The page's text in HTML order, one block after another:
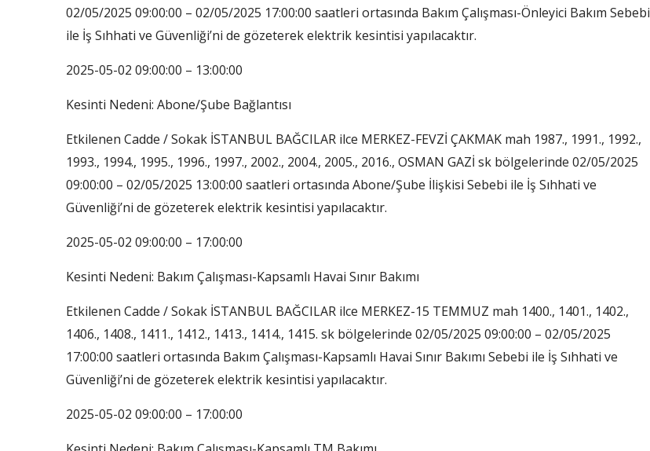
02/05/2025 09:00:00 – 02/05/2025 17:00:00 saatleri ortasında Bakım Çalışması-Önleyici Bakım Sebebi
ile İş Sıhhati ve Güvenliği’ni de gözeterek elektrik kesintisi yapılacaktır.
2025-05-02 09:00:00 – 13:00:00
Kesinti Nedeni: Abone/Şube Bağlantısı
Etkilenen Cadde / Sokak İSTANBUL BAĞCILAR ilce MERKEZ-FEVZİ ÇAKMAK mah 1987., 1991., 1992.,
1993., 1994., 1995., 1996., 1997., 2002., 2004., 2005., 2016., OSMAN GAZİ sk bölgelerinde 02/05/2025
09:00:00 – 02/05/2025 13:00:00 saatleri ortasında Abone/Şube İlişkisi Sebebi ile İş Sıhhati ve
Güvenliği’ni de gözeterek elektrik kesintisi yapılacaktır.
2025-05-02 09:00:00 – 17:00:00
Kesinti Nedeni: Bakım Çalışması-Kapsamlı Havai Sınır Bakımı
Etkilenen Cadde / Sokak İSTANBUL BAĞCILAR ilce MERKEZ-15 TEMMUZ mah 1400., 1401., 1402.,
1406., 1408., 1411., 1412., 1413., 1414., 1415. sk bölgelerinde 02/05/2025 09:00:00 – 02/05/2025
17:00:00 saatleri ortasında Bakım Çalışması-Kapsamlı Havai Sınır Bakımı Sebebi ile İş Sıhhati ve
Güvenliği’ni de gözeterek elektrik kesintisi yapılacaktır.
2025-05-02 09:00:00 – 17:00:00